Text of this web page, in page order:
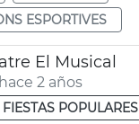
ESPORTIVES
El Musical
2 años
POPULARES